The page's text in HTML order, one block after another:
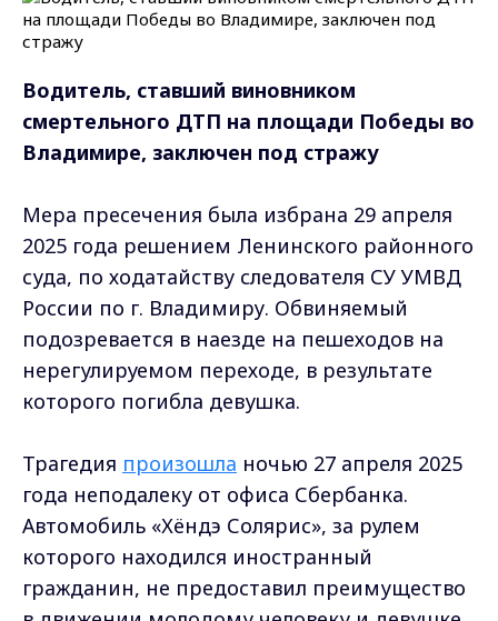
Водитель, ставший виновником
смертельного ДТП на площади Победы во
Владимире, заключен под стражу
Мера пресечения была избрана 29 апреля
2025 года решением Ленинского районного
суда, по ходатайству следователя СУ УМВД
России по г. Владимиру. Обвиняемый
подозревается в наезде на пешеходов на
нерегулируемом переходе, в результате
которого погибла девушка.
Трагедия произошла ночью 27 апреля 2025
года неподалеку от офиса Сбербанка.
Автомобиль «Хёндэ Солярис», за рулем
которого находился иностранный
гражданин, не предоставил преимущество